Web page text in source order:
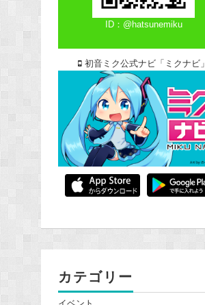
ID：@hatsunemiku
初音ミク公式ナビ「ミクナビ」
カテゴリー